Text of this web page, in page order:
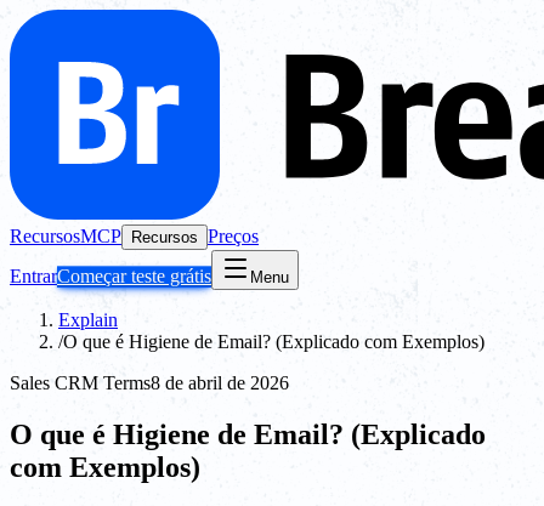
RecursosMCP Recursos Preços
EntrarComeçar teste grátis Menu
Explain
/O que é Higiene de Email? (Explicado com Exemplos)
Sales CRM Terms8 de abril de 2026
O que é Higiene de Email? (Explicado
com Exemplos)